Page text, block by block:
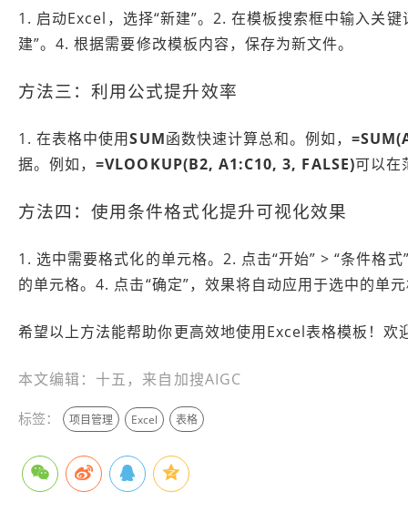
1. 启动Excel，选择“新建”。2. 在模板搜索框中输入关键
建”。4. 根据需要修改模板内容，保存为新文件。
方法三：利用公式提升效率
1. 在表格中使用SUM函数快速计算总和。例如，
据。例如，=VLOOKUP(B2, A1:C10, 3, FALSE)可以在
方法四：使用条件格式化提升可视化效果
1. 选中需要格式化的单元格。2. 点击“开始” > “条件格
的单元格。4. 点击“确定”，效果将自动应用于选中的单
希望以上方法能帮助你更高效地使用Excel表格模板！欢
本文编辑：十五，来自加搜AIGC
标签： 项目管理 Excel 表格